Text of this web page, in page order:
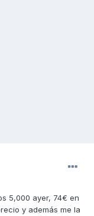
5,000 ayer, 74€ en
y además me la